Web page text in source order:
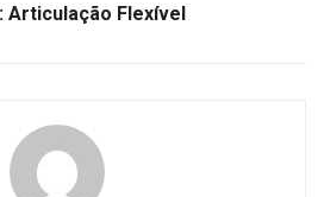
Articulação Flexível